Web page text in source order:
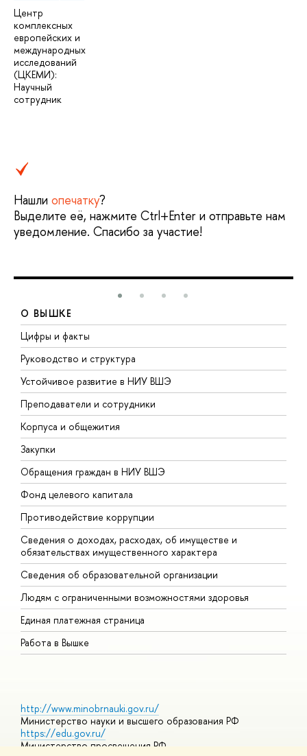
Центр
комплексных
европейских и
международных
исследований
(ЦКЕМИ):
Научный
сотрудник
Нашли опечатку?
Выделите её, нажмите Ctrl+Enter и отправьте нам
уведомление. Спасибо за участие!
О ВЫШКЕ
Цифры и факты
Руководство и структура
Устойчивое развитие в НИУ ВШЭ
Преподаватели и сотрудники
Корпуса и общежития
Закупки
Обращения граждан в НИУ ВШЭ
Фонд целевого капитала
Противодействие коррупции
Сведения о доходах, расходах, об имуществе и
обязательствах имущественного характера
Сведения об образовательной организации
Людям с ограниченными возможностями здоровья
Единая платежная страница
Работа в Вышке
http://www.minobrnauki.gov.ru/
Министерство науки и высшего образования РФ
https://edu.gov.ru/
Министерство просвещения РФ